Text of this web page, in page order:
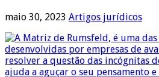
maio 30, 2023 Artigos jurídicos